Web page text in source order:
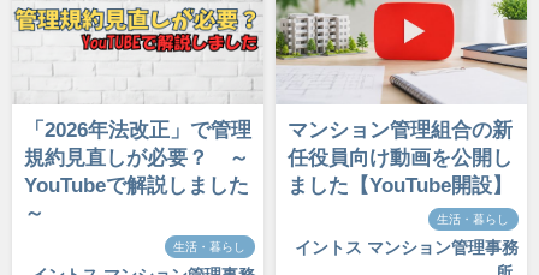
「2026年法改正」で管理
規約見直しが必要？ ～
YouTubeで解説しました
～
生活・暮らし
マンション管理組合の新
任役員向け動画を公開し
ました【YouTube開設】
生活・暮らし
イントス マンション管理事務